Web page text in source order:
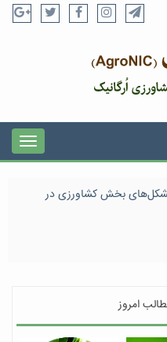
بخش کشاورزی در
امروز